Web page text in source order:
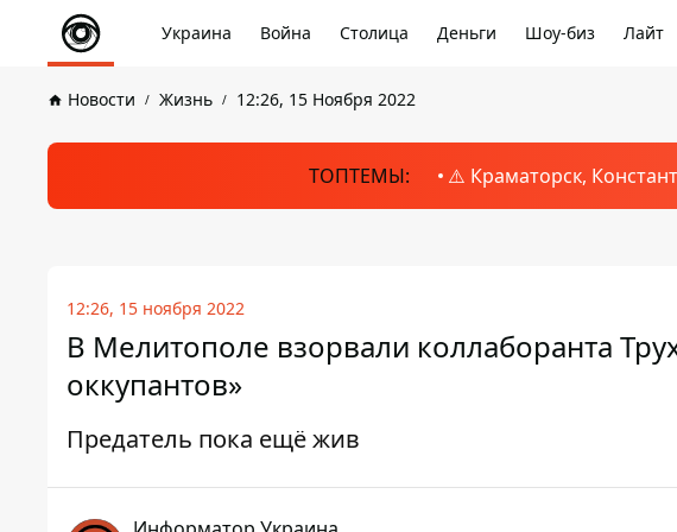
Украина Война Столица Деньги Шоу-биз Лайт
Новости Жизнь 12:26, 15 Ноября 2022
ТОПТЕМЫ: ⚠️ Краматорск,
12:26, 15 ноября 2022
В Мелитополе взорвали коллаборанта
оккупантов»
Предатель пока ещё жив